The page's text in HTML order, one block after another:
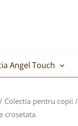
Angel Touch
/ Colectia pentru copii /
crosetata